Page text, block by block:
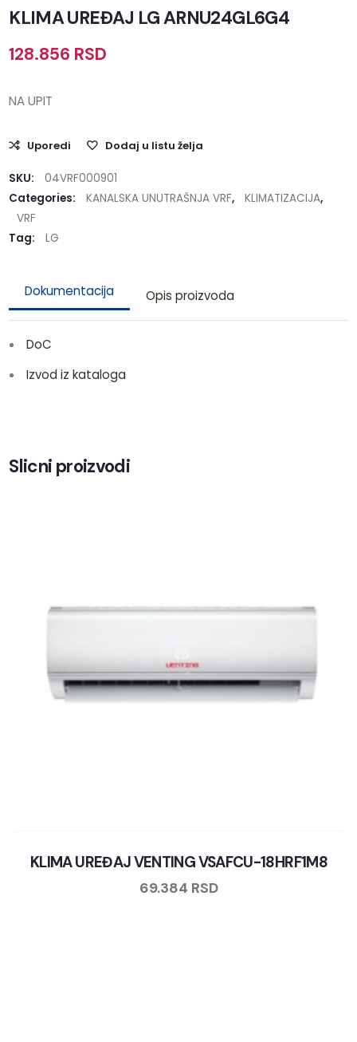
KLIMA UREĐAJ LG ARNU24GL6G4
128.856 RSD
NA UPIT
Uporedi Dodaj u listu želja
SKU:
04VRF000901
Categories:
KANALSKA UNUTRAŠNJA VRF, KLIMATIZACIJA,
VRF
Tag:
LG
Dokumentacija Opis proizvoda
DoC
Izvod iz kataloga
Slicni proizvodi
KLIMA UREĐAJ VENTING VSAFCU-18HRF1M8
69.384 RSD